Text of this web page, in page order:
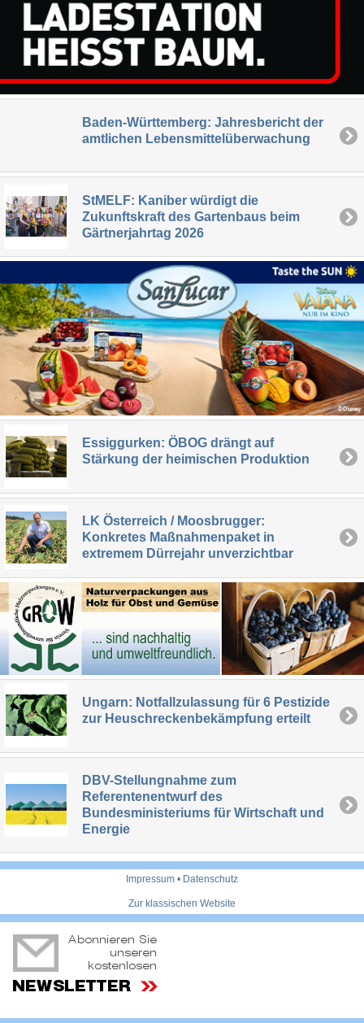
Baden-Württemberg: Jahresbericht der
amtlichen Lebensmittelüberwachung
StMELF: Kaniber würdigt die
Zukunftskraft des Gartenbaus beim
Gärtnerjahrtag 2026
Essiggurken: ÖBOG drängt auf
Stärkung der heimischen Produktion
LK Österreich / Moosbrugger:
Konkretes Maßnahmenpaket in
extremem Dürrejahr unverzichtbar
Ungarn: Notfallzulassung für 6 Pestizide
zur Heuschreckenbekämpfung erteilt
DBV-Stellungnahme zum
Referentenentwurf des
Bundesministeriums für Wirtschaft und
Energie
Impressum • Datenschutz
Zur klassischen Website